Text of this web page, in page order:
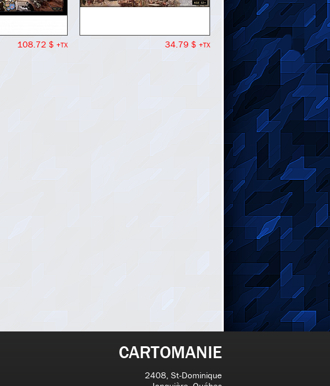
108.72 $ +TX 34.79 $ +TX
CARTOMANIE
2408, St-Dominique